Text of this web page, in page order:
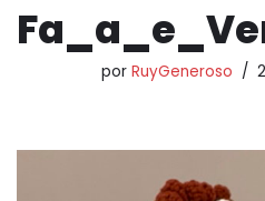
por RuyGeneroso